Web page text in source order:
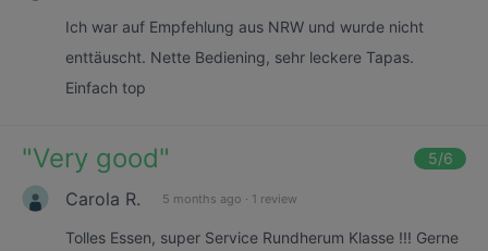
Ich war auf Empfehlung aus NRW und wurde nicht
enttäuscht. Nette Bediening, sehr leckere Tapas.
Einfach top
"Very good" 5/6
Carola R. 5 months ago · 1 review
Tolles Essen, super Service Rundherum Klasse !!! Gerne